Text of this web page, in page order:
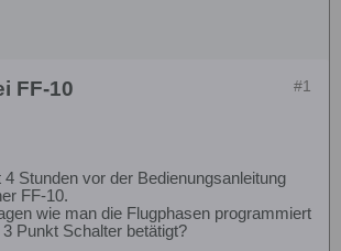
#1
FF-10
Stunden vor der Bedienungsanleitung
FF-10.
wie man die Flugphasen programmiert
Punkt Schalter betätigt?